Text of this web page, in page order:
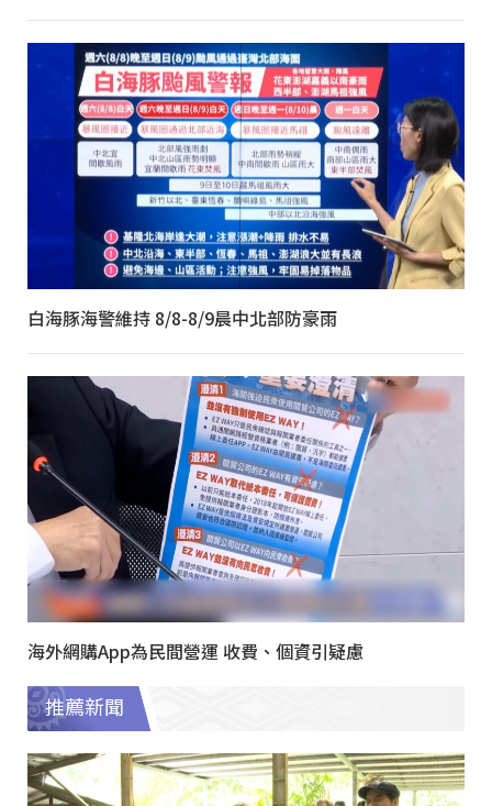
白海豚海警維持 8/8-8/9晨中北部防豪雨
海外網購App為民間營運 收費、個資引疑慮
推薦新聞